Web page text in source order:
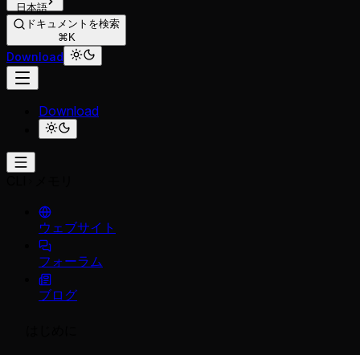
日本語
ドキュメントを検索
⌘K
Download
Download
ウェブサイト
フォーラム
ブログ